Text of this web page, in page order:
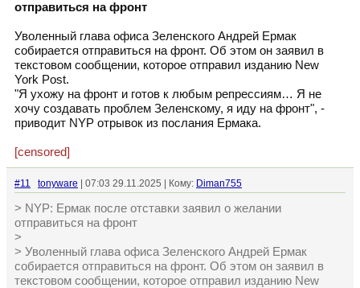
отправиться на фронт
Уволенный глава офиса Зеленского Андрей Ермак
собирается отправиться на фронт. Об этом он заявил в
текстовом сообщении, которое отправил изданию New
York Post.
"Я ухожу на фронт и готов к любым репрессиям… Я не
хочу создавать проблем Зеленскому, я иду на фронт", -
приводит NYP отрывок из послания Ермака.
[censored]
#11 tonyware | 07:03 29.11.2025 | Кому: Diman755
> NYP: Ермак после отставки заявил о желании
отправиться на фронт
>
> Уволенный глава офиса Зеленского Андрей Ермак
собирается отправиться на фронт. Об этом он заявил в
текстовом сообщении, которое отправил изданию New